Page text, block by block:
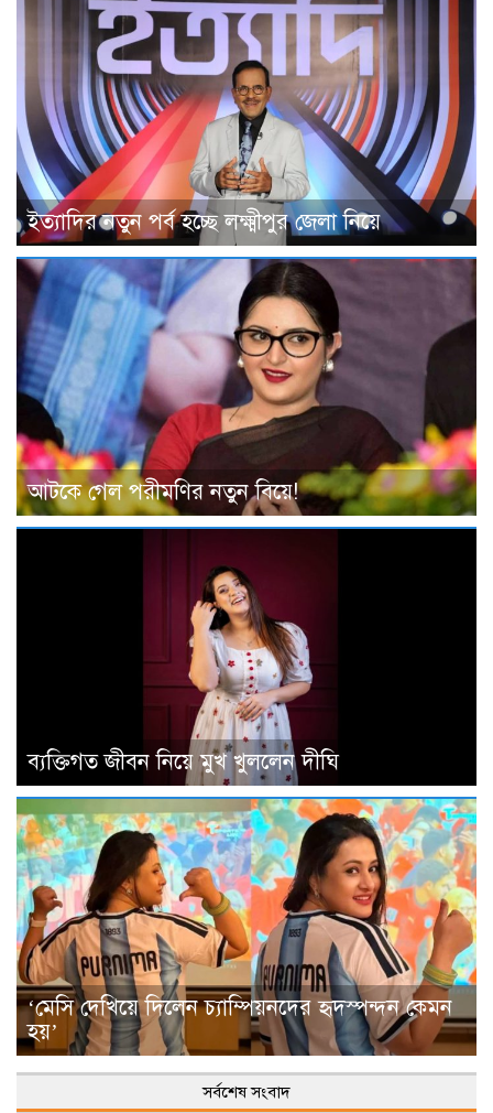
ইত্যাদির নতুন পর্ব হচ্ছে লক্ষ্মীপুর জেলা নিয়ে
আটকে গেল পরীমণির নতুন বিয়ে!
ব্যক্তিগত জীবন নিয়ে মুখ খুললেন দীঘি
‘মেসি দেখিয়ে দিলেন চ্যাম্পিয়নদের হৃদস্পন্দন কেমন
হয়’
সর্বশেষ সংবাদ